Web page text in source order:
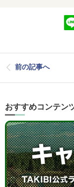
前の記事へ
おすすめコンテン